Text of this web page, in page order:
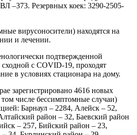
–373. Резервных коек: 3290-2505-
вирусоносители) находятся на
и лечении.
подтвержденной
с COVID-19, проходят
в условиях стационара на дому.
зарегистрировано 4616 новых
том числе бессимптомные случаи)
Барнаул – 2284, Алейск – 52,
район – 32, Баевский район
– 257, Бийский район – 23,